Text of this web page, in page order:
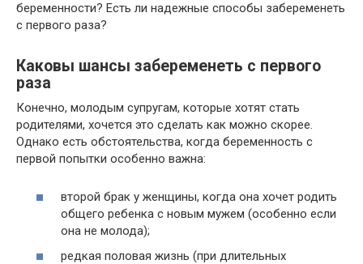
беременности? Есть ли надежные способы забеременеть
с первого раза?
Каковы шансы забеременеть с первого
раза
Конечно, молодым супругам, которые хотят стать
родителями, хочется это сделать как можно скорее.
Однако есть обстоятельства, когда беременность с
первой попытки особенно важна:
второй брак у женщины, когда она хочет родить
общего ребенка с новым мужем (особенно если
она не молода);
редкая половая жизнь (при длительных